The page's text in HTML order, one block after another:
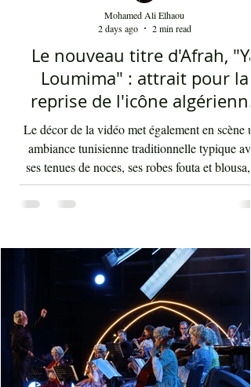
Le nouveau titre d'Afrah, "Ya
Loumima" : attrait pour la
reprise de l'icône algérienne
Rabah Driassa
Le décor de la vidéo met également en scène
ambiance tunisienne traditionnelle typique
ses tenues de noces, ses robes fouta et blousa,
décoration, ses chandelles festives, ses
de beauté, ainsi que la foule attirée et entraînée
applaudissements sincères. "Ya Loumima"
sans doute, à capturer toute l'ambivalence de
moment précieux grâce à une performance
Mohamed Ali Elhaou
2 days ago
2 min read